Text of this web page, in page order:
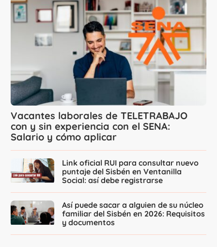
Vacantes laborales de TELETRABAJO
con y sin experiencia con el SENA:
Salario y cómo aplicar
Link oficial RUI para consultar nuevo
puntaje del Sisbén en Ventanilla
Social: así debe registrarse
Así puede sacar a alguien de su núcleo
familiar del Sisbén en 2026: Requisitos
y documentos